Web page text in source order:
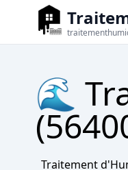
🌊
Traitement